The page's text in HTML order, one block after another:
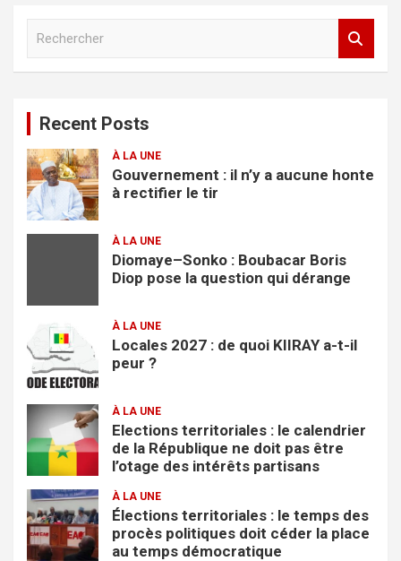
c
h
e
r
Recent Posts
À LA UNE
Gouvernement : il n’y a aucune honte
à rectifier le tir
À LA UNE
Diomaye–Sonko : Boubacar Boris
Diop pose la question qui dérange
À LA UNE
Locales 2027 : de quoi KIIRAY a-t-il
peur ?
À LA UNE
Elections territoriales : le calendrier
de la République ne doit pas être
l’otage des intérêts partisans
À LA UNE
Élections territoriales : le temps des
procès politiques doit céder la place
au temps démocratique